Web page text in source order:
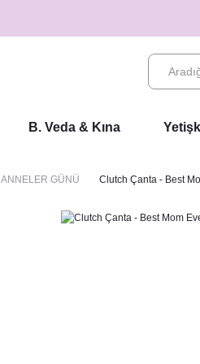
B. Veda & Kına
ANNELER GÜNÜ Clutch Çanta - Best